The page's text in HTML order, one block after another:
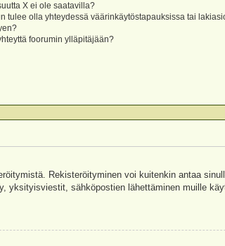
X ei ole saatavilla?
tulee olla yhteydessä väärinkäytöstapauksissa tai
foorumin ylläpitäjään?
Rekisteröityminen voi kuitenkin antaa
yksityisviestit, sähköpostien lähettäminen muille